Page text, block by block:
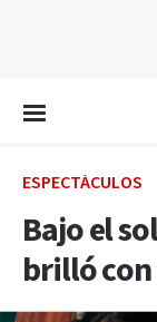
ESPECTÁCULOS
Bajo el
brilló